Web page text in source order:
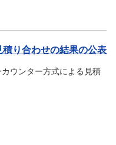
り合わせの結果の公表
ウンター方式による見積